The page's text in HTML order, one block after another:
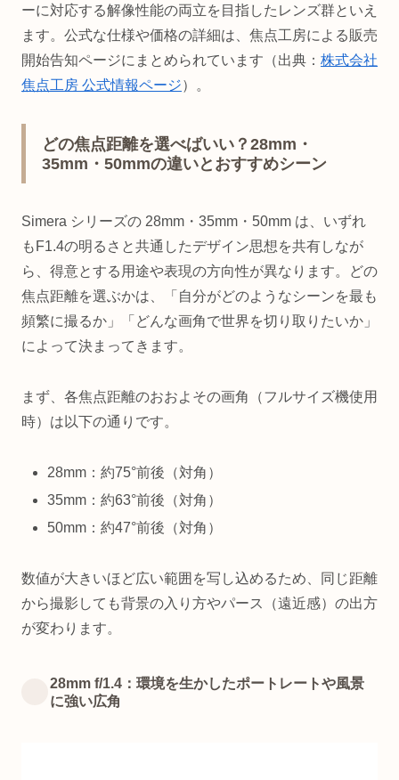
ーに対応する解像性能の両立を目指したレンズ群といえ
ます。公式な仕様や価格の詳細は、焦点工房による販売
開始告知ページにまとめられています（出典： 株式会社
焦点工房 公式情報ページ）。
どの焦点距離を選べばいい？28mm・
35mm・50mmの違いとおすすめシーン
Simera シリーズの 28mm・35mm・50mm は、いずれ
もF1.4の明るさと共通したデザイン思想を共有しなが
ら、得意とする用途や表現の方向性が異なります。どの
焦点距離を選ぶかは、「自分がどのようなシーンを最も
頻繁に撮るか」「どんな画角で世界を切り取りたいか」
によって決まってきます。
まず、各焦点距離のおおよその画角（フルサイズ機使用
時）は以下の通りです。
28mm：約75°前後（対角）
35mm：約63°前後（対角）
50mm：約47°前後（対角）
数値が大きいほど広い範囲を写し込めるため、同じ距離
から撮影しても背景の入り方やパース（遠近感）の出方
が変わります。
28mm f/1.4：環境を生かしたポートレートや風景
に強い広角